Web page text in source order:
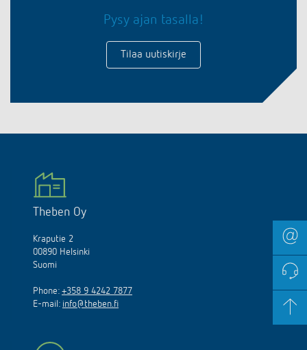
Pysy ajan tasalla!
Tilaa uutiskirje
Theben Oy
Kraputie 2
00890 Helsinki
Suomi
Phone: +358 9 4242 7877
E-mail: info@theben.fi